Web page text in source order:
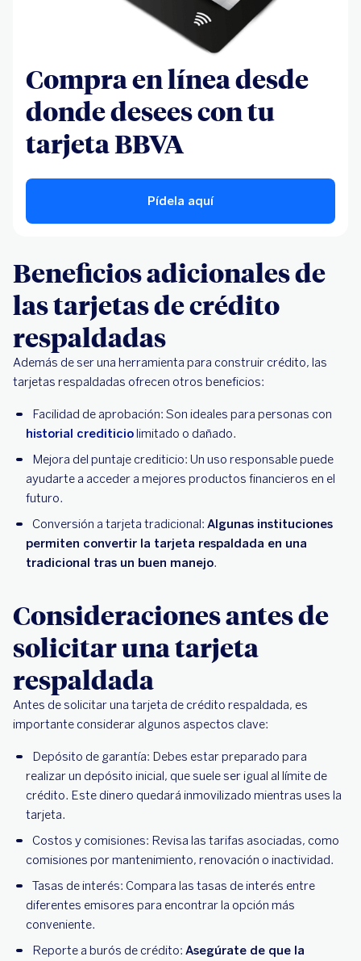
Compra en línea desde
donde desees con tu
tarjeta BBVA
Pídela aquí
Beneficios adicionales de
las tarjetas de crédito
respaldadas
Además de ser una herramienta para construir crédito, las
tarjetas respaldadas ofrecen otros beneficios:
Facilidad de aprobación: Son ideales para personas con
historial crediticio limitado o dañado.
Mejora del puntaje crediticio: Un uso responsable puede
ayudarte a acceder a mejores productos financieros en el
futuro.
Conversión a tarjeta tradicional: Algunas instituciones
permiten convertir la tarjeta respaldada en una
tradicional tras un buen manejo.
Consideraciones antes de
solicitar una tarjeta
respaldada
Antes de solicitar una tarjeta de crédito respaldada, es
importante considerar algunos aspectos clave:
Depósito de garantía: Debes estar preparado para
realizar un depósito inicial, que suele ser igual al límite de
crédito. Este dinero quedará inmovilizado mientras uses la
tarjeta.
Costos y comisiones: Revisa las tarifas asociadas, como
comisiones por mantenimiento, renovación o inactividad.
Tasas de interés: Compara las tasas de interés entre
diferentes emisores para encontrar la opción más
conveniente.
Reporte a burós de crédito: Asegúrate de que la